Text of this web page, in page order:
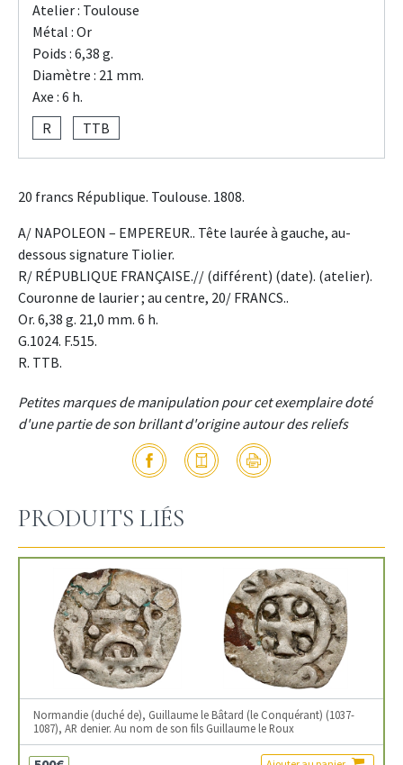
Atelier : Toulouse
Métal : Or
Poids : 6,38 g.
Diamètre : 21 mm.
Axe : 6 h.
R
TTB
20 francs République. Toulouse. 1808.
A/ NAPOLEON – EMPEREUR.. Tête laurée à gauche, au-
dessous signature Tiolier.
R/ RÉPUBLIQUE FRANÇAISE.// (différent) (date). (atelier).
Couronne de laurier ; au centre, 20/ FRANCS..
Or. 6,38 g. 21,0 mm. 6 h.
G.1024. F.515.
R. TTB.
Petites marques de manipulation pour cet exemplaire doté
d'une partie de son brillant d'origine autour des reliefs
PRODUITS LIÉS
Normandie (duché de), Guillaume le Bâtard (le Conquérant) (1037-
1087), AR denier. Au nom de son fils Guillaume le Roux